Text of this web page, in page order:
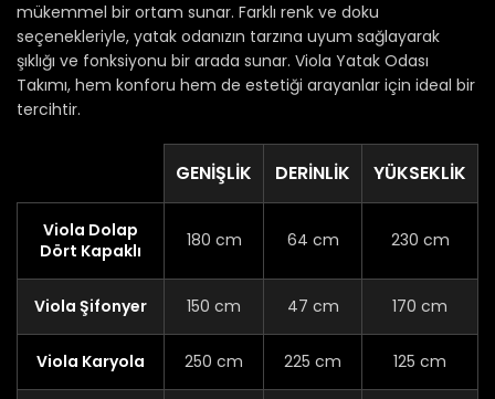
mükemmel bir ortam sunar. Farklı renk ve doku
seçenekleriyle, yatak odanızın tarzına uyum sağlayarak
şıklığı ve fonksiyonu bir arada sunar. Viola Yatak Odası
Takımı, hem konforu hem de estetiği arayanlar için ideal bir
tercihtir.
GENIŞLIK DERINLIK YÜKSEKLIK
Viola Dolap
Dört Kapaklı
180 cm 64 cm 230 cm
Viola Şifonyer 150 cm 47 cm 170 cm
Viola Karyola 250 cm 225 cm 125 cm